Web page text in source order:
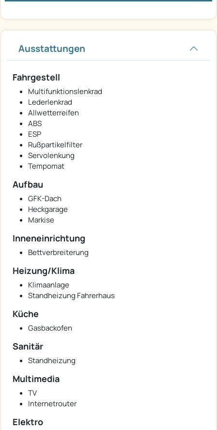
Ausstattungen
Fahrgestell
Multifunktionslenkrad
Lederlenkrad
Allwetterreifen
ABS
ESP
Rußpartikelfilter
Servolenkung
Tempomat
Aufbau
GFK-Dach
Heckgarage
Markise
Inneneinrichtung
Bettverbreiterung
Heizung/Klima
Klimaanlage
Standheizung Fahrerhaus
Küche
Gasbackofen
Sanitär
Standheizung
Multimedia
TV
Internetrouter
Elektro